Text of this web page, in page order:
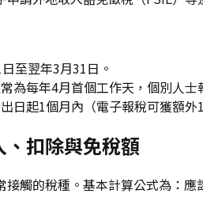
至翌年3月31日。
為每年4月首個工作天，個別人
日起1個月內（電子報稅可獲額
扣除與免稅額
接觸的稅種。基本計算公式為：